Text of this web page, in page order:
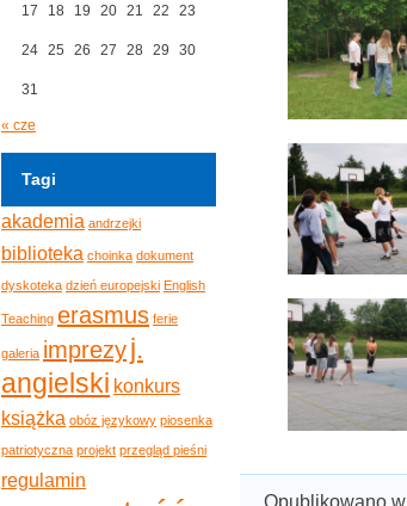
17 18 19 20 21 22 23
24 25 26 27 28 29 30
31
« cze
Tagi
akademia andrzejki
biblioteka choinka dokument
dyskoteka dzień europejski English
Teaching erasmus ferie
galeria imprezyj.
angielski konkurs
książka obóz językowy piosenka
patriotyczna projekt przegląd pieśni
regulamin
Opublikowano w